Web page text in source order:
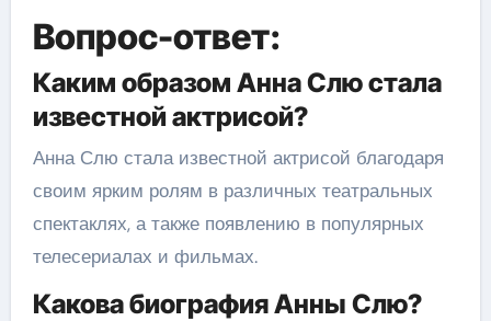
Вопрос-ответ:
Каким образом Анна Слю стала
известной актрисой?
Анна Слю стала известной актрисой благодаря
своим ярким ролям в различных театральных
спектаклях, а также появлению в популярных
телесериалах и фильмах.
Какова биография Анны Слю?